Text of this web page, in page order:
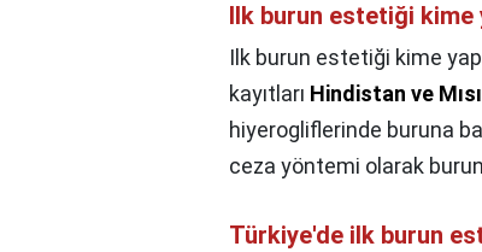
Ilk burun estetiği kime
Ilk burun estetiği kime
kayıtları Hindistan ve
hiyerogliflerinde buruna
ceza yöntemi olarak
Türkiye'de ilk burun